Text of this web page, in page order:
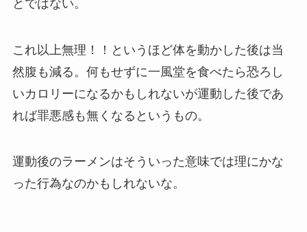
とではない。
これ以上無理！！というほど体を動かした後は当
然腹も減る。何もせずに一風堂を食べたら恐ろし
いカロリーになるかもしれないが運動した後であ
れば罪悪感も無くなるというもの。
運動後のラーメンはそういった意味では理にかな
った行為なのかもしれないな。